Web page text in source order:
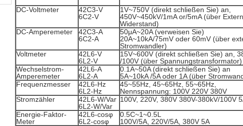
DC-Voltmeter
42C3-V
6C2-V
1V~750V (direkt schließen Sie) an,
450V~450kV/1mA or/5mA (über
Widerstand)
DC-Amperemeter
42C3-A
6C2-A
50μA~20A (verweisen Sie)
20A~10kA/75mV oder 60mV (über
Stromwandler)
Voltmeter
42L6-V
6L2-V
15V~600V (direkt schließen Sie) an,
/100V (über Spannungstransformator)
Wechselstrom-
Amperemeter
42L6-A
6L2-A
0.1A~50A (direkt schließen Sie) an
5A~10kA /5A oder 1A (über
Frequenzmesser
42L6-Hz
6L2-Hz
45~55Hz, 45~65Hz, 55~65Hz,
Nennspannung: 100V 220V 380V
Stromzähler
42L6-W/Var
6L2-W/Var
100V, 220V, 380V 380V-380kV/100V
Energie-Faktor-
Meter
42L6-cosφ
6L2-cosφ
0.5C~1~0.5L
100V/5A, 220V/5A, 380V 5A